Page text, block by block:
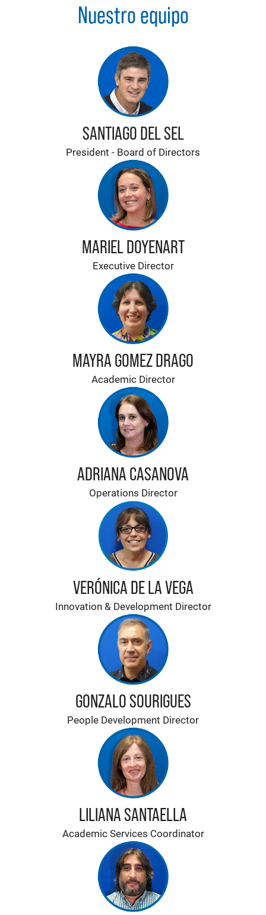
Nuestro equipo
SANTIAGO DEL SEL
President - Board of Directors
MARIEL DOYENART
Executive Director
MAYRA GOMEZ DRAGO
Academic Director
ADRIANA CASANOVA
Operations Director
VERÓNICA DE LA VEGA
Innovation & Development Director
GONZALO SOURIGUES
People Development Director
LILIANA SANTAELLA
Academic Services Coordinator